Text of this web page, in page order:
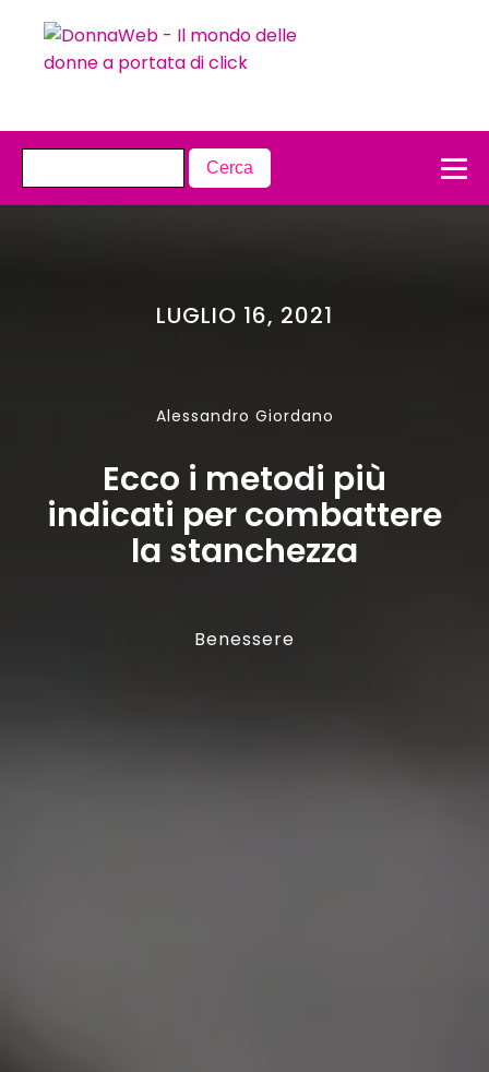
LUGLIO 16, 2021
Alessandro Giordano
Ecco i metodi più
indicati per combattere
la stanchezza
Benessere